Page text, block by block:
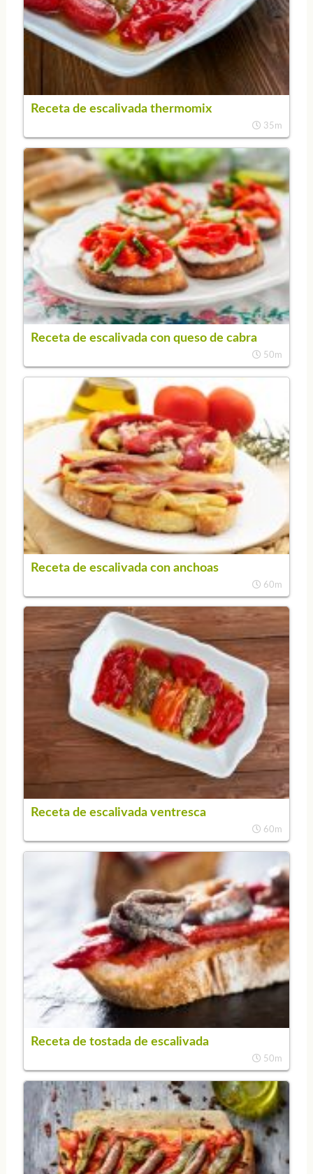
Receta de escalivada thermomix
35m
Receta de escalivada con queso de cabra
50m
Receta de escalivada con anchoas
60m
Receta de escalivada ventresca
60m
Receta de tostada de escalivada
50m